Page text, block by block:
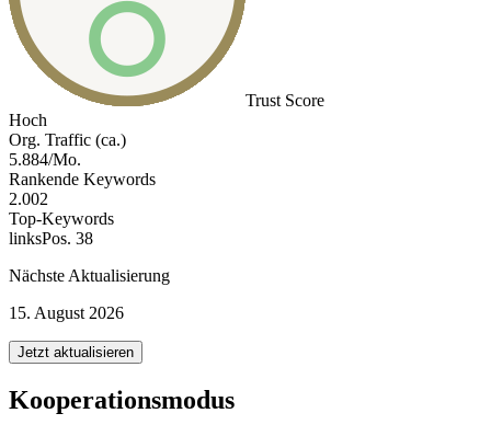
Trust Score
Hoch
Org. Traffic (ca.)
5.884/Mo.
Rankende Keywords
2.002
Top-Keywords
linksPos. 38
Nächste Aktualisierung
15. August 2026
Jetzt aktualisieren
Kooperationsmodus